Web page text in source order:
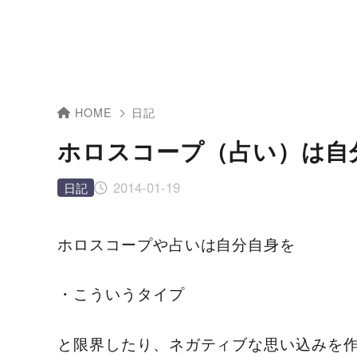
HOME 日記
ホロスコープ（占い）は
2014-01-19
日記
ホロスコープや占いは自分自身を
・こういうタイプ
と限界したり、ネガティブな思い込みを